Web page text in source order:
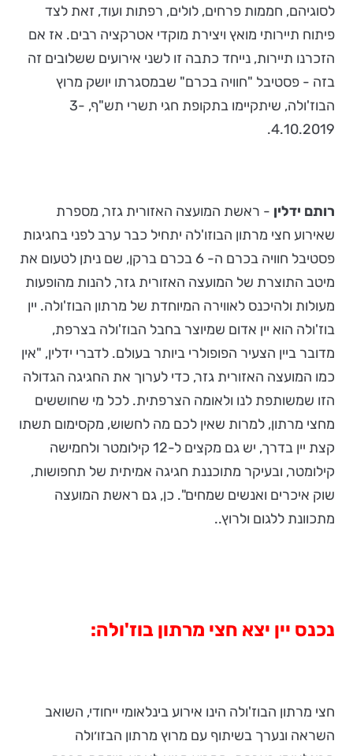
לסוגיהם, חממות פרחים, לולים, רפתות ועוד, זאת לצד
פיתוח תיירותי מואץ ויצירת מוקדי אטרקציה רבים. אז אם
הזכרנו תיירות, נייחד כתבה זו לשני אירועים ששלובים זה
בזה - פסטיבל "חוויה בכרם" שבמסגרתו יושק מרוץ
הבוז'ולה, שיתקיימו בתקופת חגי תשרי תש"ף, 3-
4.10.2019.
רותם ידלין - ראשת המועצה האזורית גזר, מספרת
שאירוע חצי מרתון הבוזו'לה יתחיל כבר ערב לפני בחגיגות
פסטיבל חוויה בכרם ה- 6 בכרם ברקן, שם ניתן לטעום את
מיטב התוצרת של המועצה האזורית גזר, להנות מהופעות
מעולות ולהיכנס לאווירה המיוחדת של מרתון הבוז'ולה. יין
בוז'ולה הוא יין אדום שמיוצר בחבל הבוז'ולה בצרפת,
מדובר ביין הצעיר הפופולרי ביותר בעולם. לדברי ידלין, "אין
כמו המועצה האזורית גזר, כדי לערוך את החגיגה הגדולה
הזו שמשותפת לנו ולאומה הצרפתית. לכל מי שחוששים
מחצי מרתון, למרות שאין לכם מה לחשוש, מקסימום תשתו
קצת יין בדרך, יש גם מקצים ל-12 קילומטר ולחמישה
קילומטר, ובעיקר מתוכננת חגיגה אמיתית של תחפושות,
שוק איכרים ואנשים שמחים". כן, גם ראשת המועצה
מתכוונת ללגום ולרוץ..
נכנס יין יצא חצי מרתון בוז'ולה:
חצי מרתון הבוז'ולה הינו אירוע בינלאומי ייחודי, השואב
השראה ונערך בשיתוף עם מרוץ מרתון הבזו׳ולה